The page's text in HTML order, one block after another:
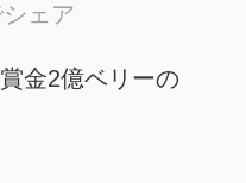
ェア
金2億ベリーの